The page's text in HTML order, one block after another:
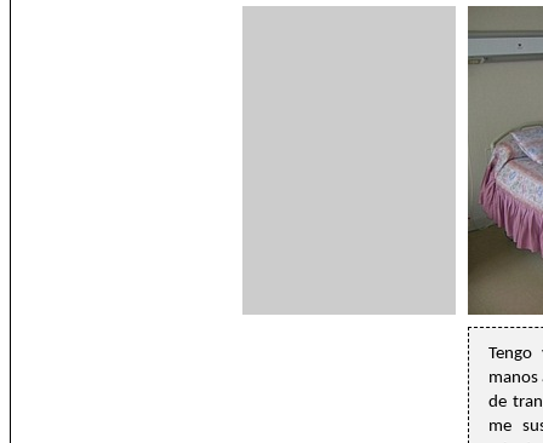
Tengo
manos
de
me